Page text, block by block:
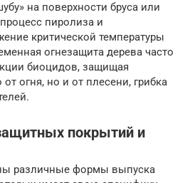
на поверхности бруса или
пиролиза и
критической температуры
огнезащита дерева часто
биоцидов, защищая
от огня, но и от плесени, грибка
покрытий и
различные формы выпуска